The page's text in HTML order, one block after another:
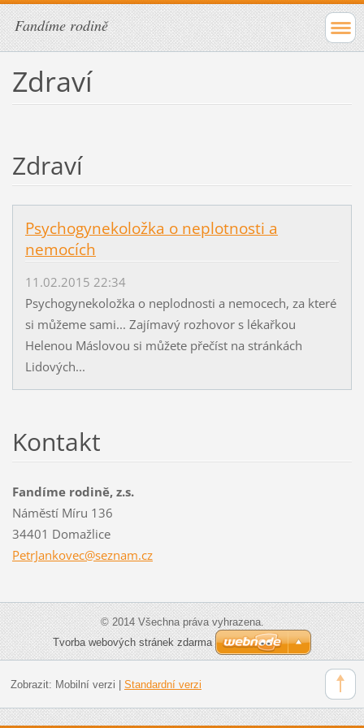
Fandíme rodině
Zdraví
Zdraví
Psychogynekoložka o neplotnosti a
nemocích
11.02.2015 22:34
Psychogynekoložka o neplodnosti a nemocech, za které
si můžeme sami... Zajímavý rozhovor s lékařkou
Helenou Máslovou si můžete přečíst na stránkách
Lidových...
Kontakt
Fandíme rodině, z.s.
Náměstí Míru 136
34401 Domažlice
PetrJankovec@seznam.cz
© 2014 Všechna práva vyhrazena.
Tvorba webových stránek zdarma
Zobrazit: Mobilní verzi Standardní verzi